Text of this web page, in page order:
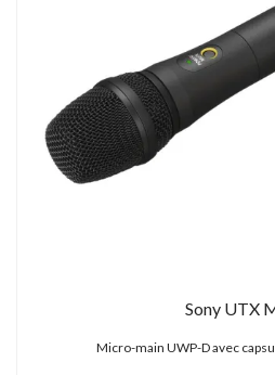
Sony UTX
Micro-main UWP-D avec